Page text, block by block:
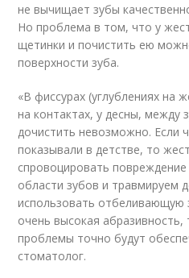
не вычищает зубы
Но проблема в том, что у
щетинки и почистить ею
поверхности зуба.
«В фиссурах (углублениях на
на контактах, у десны, между
дочистить невозможно. Если
показывали в детстве, то
спровоцировать
области зубов и травмируем
использовать отбеливающую
очень высокая абразивность,
проблемы точно будут
стоматолог.